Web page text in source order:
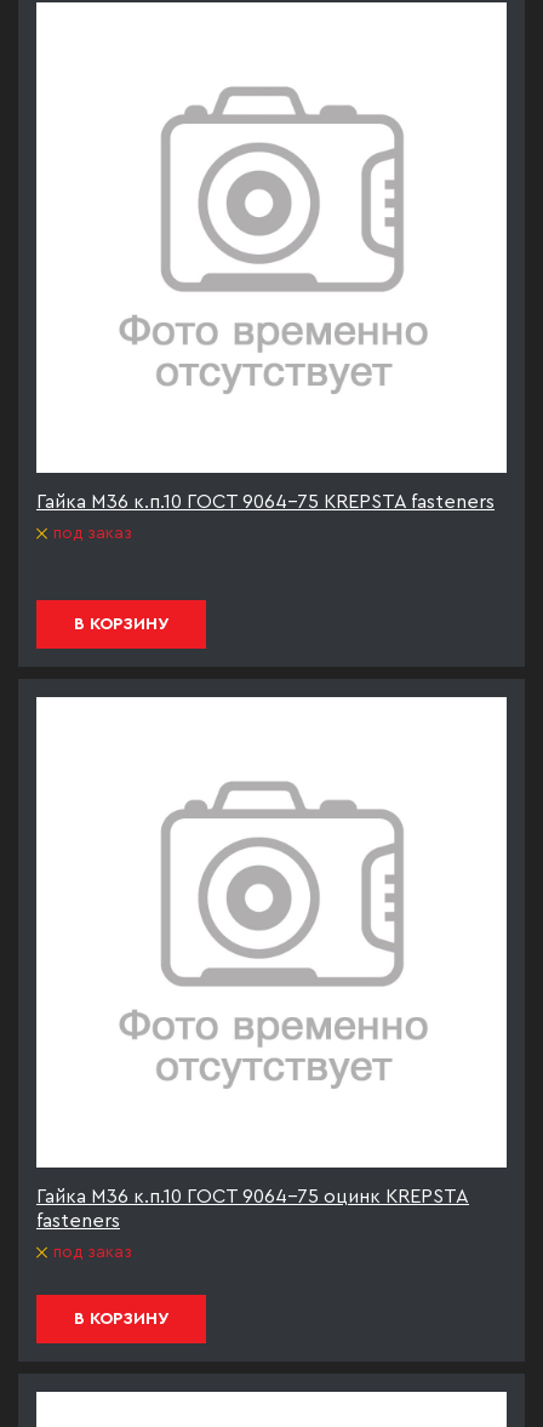
Гайка М36 к.п.10 ГОСТ 9064-75 KREPSTA fasteners
под заказ
В КОРЗИНУ
Гайка М36 к.п.10 ГОСТ 9064-75 оцинк KREPSTA
fasteners
под заказ
В КОРЗИНУ